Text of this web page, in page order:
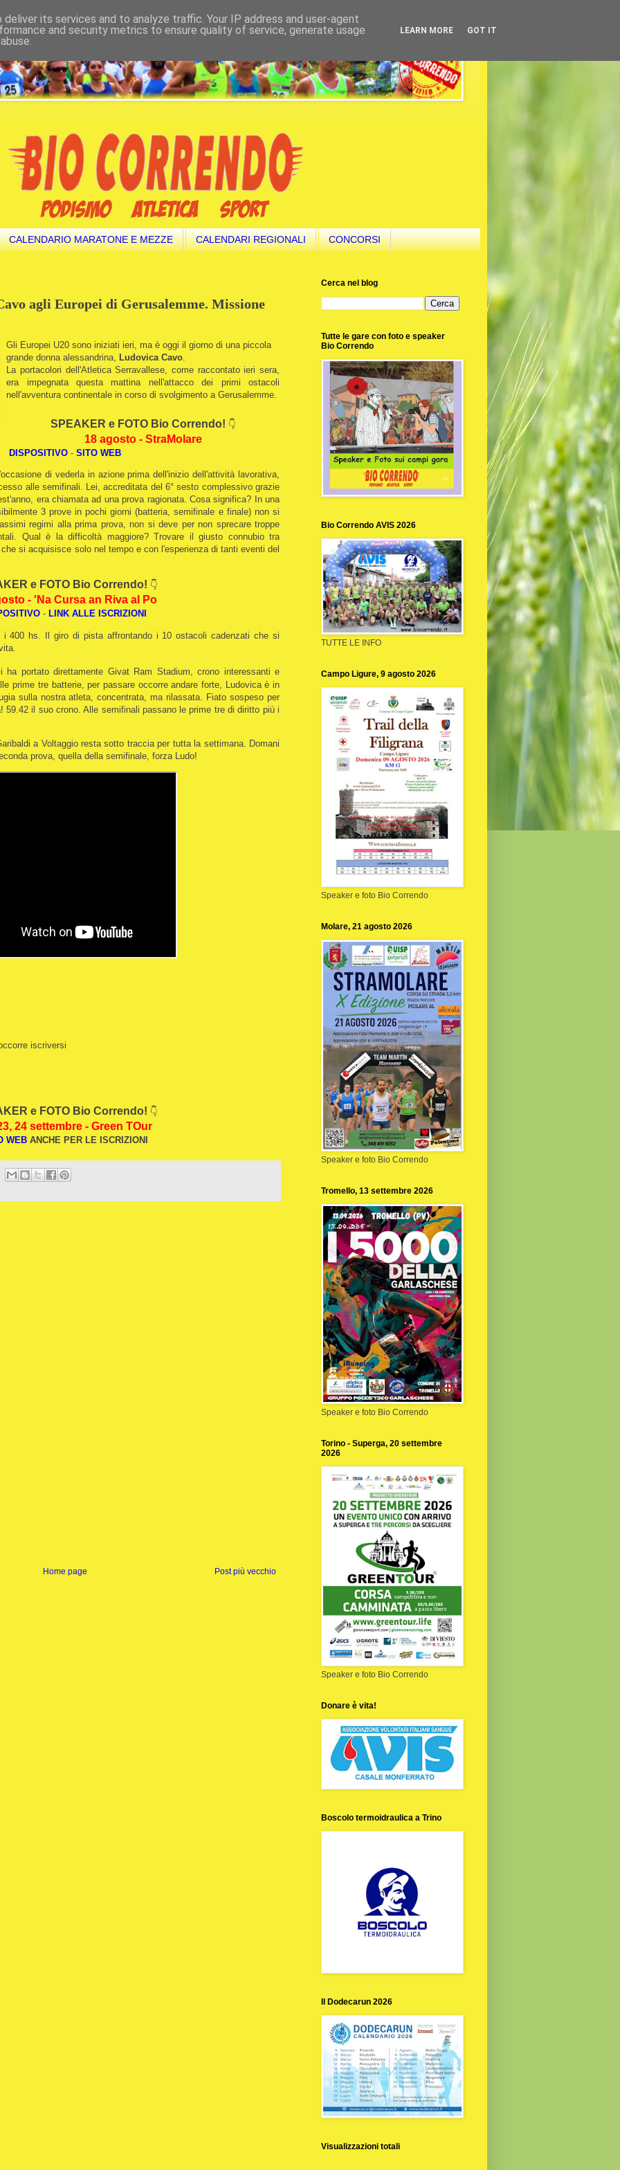
CALENDARIO MARATONE E MEZZE CALENDARI REGIONALI CONCORSI
agli Europei di Gerusalemme. Missione
Gli Europei U20 sono iniziati ieri, ma è oggi il giorno di una piccola
grande donna alessandrina,
Ludovica Cavo
La portacolori dell'Atletica Serravallese, come raccontato ieri sera,
era impegnata questa mattina nell'attacco dei primi ostacoli
nell'avventura continentale in corso di svolgimento a Gerusalemme.
SPEAKER e FOTO Bio Correndo! 👇
18 agosto - StraMolare
DISPOSITIVO - SITO WEB
di vederla in azione prima dell'inizio dell'attività lavorativa,
alle semifinali. Lei, accreditata del 6° sesto complessivo grazie
era chiamata ad una prova ragionata. Cosa significa? In una
3 prove in pochi giorni (batteria, semifinale e finale) non si
regimi alla prima prova, non si deve per non sprecare troppe
Qual è la difficoltà maggiore? Trovare il giusto connubio tra
si acquisisce solo nel tempo e con l'esperienza di tanti eventi del
e FOTO Bio Correndo! 👇
- 'Na Cursa an Riva al Po
- LINK ALLE ISCRIZIONI
i 400 hs. Il giro di pista affrontando i 10 ostacoli cadenzati che si
ha portato direttamente Givat Ram Stadium, crono interessanti e
prime tre batterie, per passare occorre andare forte, Ludovica è in
sulla nostra atleta, concentrata, ma rilassata. Fiato sospeso per
59.42 il suo crono. Alle semifinali passano le prime tre di diritto più i
a Voltaggio resta sotto traccia per tutta la settimana. Domani
prova, quella della semifinale, forza Ludo!
iscriversi
e FOTO Bio Correndo! 👇
24 settembre - Green TOur
WEB ANCHE PER LE ISCRIZIONI
Post più vecchio
Home page
Cerca nel blog
Tutte le gare con foto e speaker
Bio Correndo
Bio Correndo AVIS 2026
TUTTE LE INFO
Campo Ligure, 9 agosto 2026
Speaker e foto Bio Correndo
Molare, 21 agosto 2026
Speaker e foto Bio Correndo
Tromello, 13 settembre 2026
Speaker e foto Bio Correndo
Torino - Superga, 20 settembre
2026
Speaker e foto Bio Correndo
Donare è vita!
Boscolo termoidraulica a Trino
Il Dodecarun 2026
Visualizzazioni totali
its services and to analyze traffic. Your IP address and user-agent
and security metrics to ensure quality of service, generate usage
LEARN MORE GOT IT